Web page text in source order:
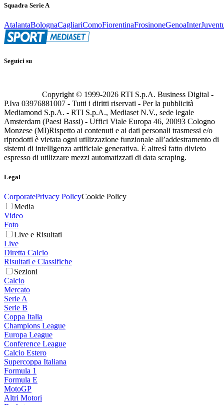
Squadra Serie A
AtalantaBolognaCagliariComoFiorentinaFrosinoneGenoaInter
Seguici su
Copyright © 1999-2026 RTI S.p.A. Business Digital -
P.Iva 03976881007 - Tutti i diritti riservati - Per la pubblicità
Mediamond S.p.A. - RTI S.p.A., Mediaset N.V., sede legale
Amsterdam (Paesi Bassi) - Uffici Viale Europa 46, 20093 Cologno
Monzese (MI)Rispetto ai contenuti e ai dati personali trasmessi e/o
riprodotti è vietata ogni utilizzazione funzionale all’addestramento di
sistemi di intelligenza artificiale generativa. È altresì fatto divieto
espresso di utilizzare mezzi automatizzati di data scraping.
Legal
CorporatePrivacy PolicyCookie Policy
Media
Video
Foto
Live e Risultati
Live
Diretta Calcio
Risultati e Classifiche
Sezioni
Calcio
Mercato
Serie A
Serie B
Coppa Italia
Champions League
Europa League
Conference League
Calcio Estero
Supercoppa Italiana
Formula 1
Formula E
MotoGP
Altri Motori